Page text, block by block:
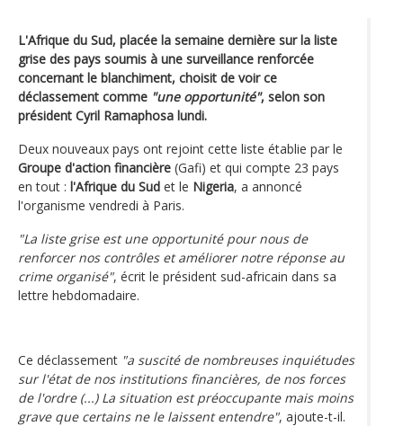
L'Afrique du Sud, placée la semaine dernière sur la liste
grise des pays soumis à une surveillance renforcée
concernant le blanchiment, choisit de voir ce
déclassement comme "une opportunité", selon son
président Cyril Ramaphosa lundi.
Deux nouveaux pays ont rejoint cette liste établie par le
Groupe d'action financière (Gafi) et qui compte 23 pays
en tout : l'Afrique du Sud et le Nigeria, a annoncé
l'organisme vendredi à Paris.
"La liste grise est une opportunité pour nous de
renforcer nos contrôles et améliorer notre réponse au
crime organisé", écrit le président sud-africain dans sa
lettre hebdomadaire.
Ce déclassement "a suscité de nombreuses inquiétudes
sur l'état de nos institutions financières, de nos forces
de l'ordre (...) La situation est préoccupante mais moins
grave que certains ne le laissent entendre", ajoute-t-il.